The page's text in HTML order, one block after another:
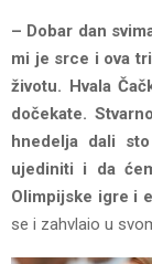
– Dobar dan
mi je srce i ova
životu. Hvala
dočekate.
hnedelja dali
ujediniti i da
Olimpijske igre i
se i zahvlaio u